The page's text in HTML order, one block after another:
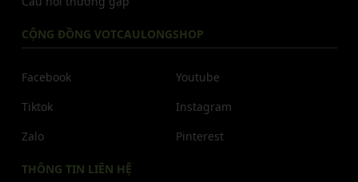
CỘNG ĐỒNG VOTCAULONGSHOP
Facebook
Tiktok
Zalo
Youtube
Instagram
Pinterest
THÔNG TIN LIÊN HỆ